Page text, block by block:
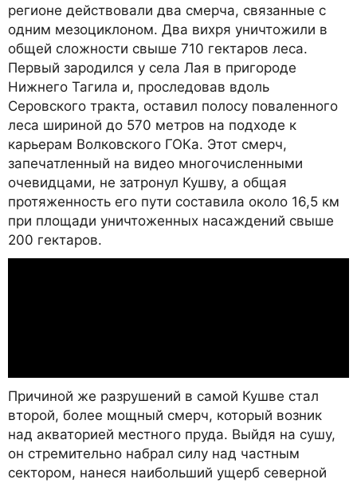
регионе действовали два смерча, связанные с
одним мезоциклоном. Два вихря уничтожили в
общей сложности свыше 710 гектаров леса.
Первый зародился у села Лая в пригороде
Нижнего Тагила и, проследовав вдоль
Серовского тракта, оставил полосу поваленного
леса шириной до 570 метров на подходе к
карьерам Волковского ГОКа. Этот смерч,
запечатленный на видео многочисленными
очевидцами, не затронул Кушву, а общая
протяженность его пути составила около 16,5 км
при площади уничтоженных насаждений свыше
200 гектаров.
Причиной же разрушений в самой Кушве стал
второй, более мощный смерч, который возник
над акваторией местного пруда. Выйдя на сушу,
он стремительно набрал силу над частным
сектором, нанеся наибольший ущерб северной